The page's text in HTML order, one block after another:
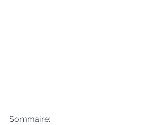
Sommaire: